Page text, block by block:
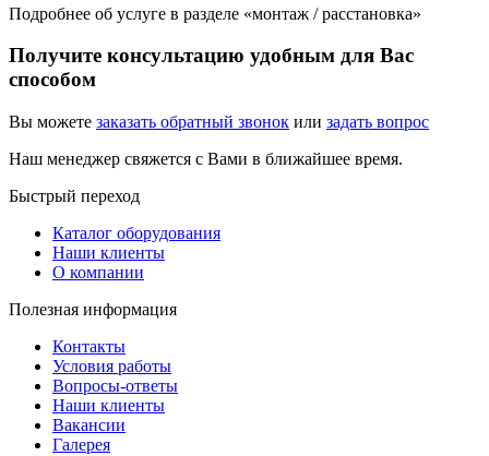
Подробнее об услуге в разделе «монтаж / расстановка»
Получите консультацию удобным для Вас
способом
Вы можете заказать обратный звонок или задать вопрос
Наш менеджер свяжется с Вами в ближайшее время.
Быстрый переход
Каталог оборудования
Наши клиенты
О компании
Полезная информация
Контакты
Условия работы
Вопросы-ответы
Наши клиенты
Вакансии
Галерея